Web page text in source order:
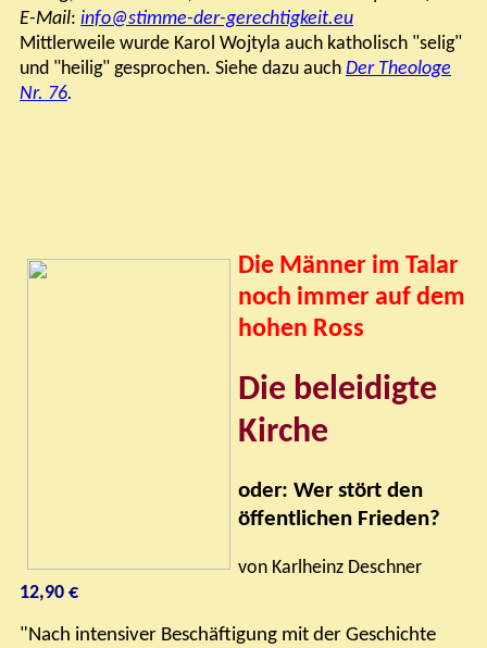
E-Mail: info@stimme-der-gerechtigkeit.eu
Mittlerweile wurde Karol Wojtyla auch katholisch "selig"
und "heilig" gesprochen. Siehe dazu auch Der Theologe
Nr. 76.
Die Männer im Talar
noch immer auf dem
hohen Ross
Die beleidigte
Kirche
oder: Wer stört den
öffentlichen Frieden?
von Karlheinz Deschner
12,90 €
"Nach intensiver Beschäftigung mit der Geschichte